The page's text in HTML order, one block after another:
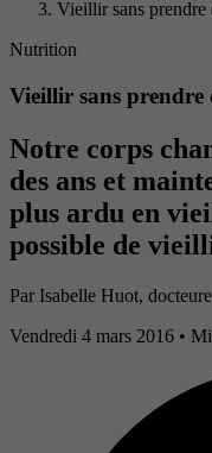
Vieillir sans prendre
Nutrition
Vieillir sans prendre
Notre corps
des ans et
plus ardu en
possible de
Par Isabelle Huot,
Vendredi 4 mars 2016 •